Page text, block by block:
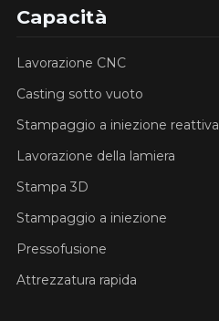
Capacità
Lavorazione CNC
Casting sotto vuoto
Stampaggio a iniezione reattiva
Lavorazione della lamiera
Stampa 3D
Stampaggio a iniezione
Pressofusione
Attrezzatura rapida